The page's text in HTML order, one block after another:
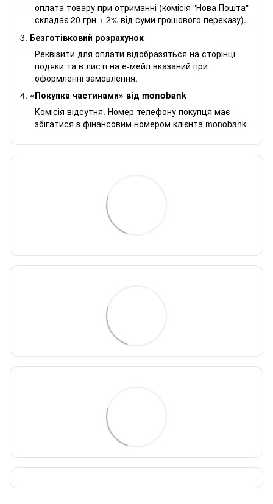
оплата товару при отриманні (комісія "Нова Пошта"
складає 20 грн + 2% від суми грошового переказу).
3. Безготівковий розрахунок
Реквізити для оплати відобразяться на сторінці
подяки та в листі на е-мейл вказаний при
оформленні замовлення.
4. «Покупка частинами» від monobank
Комісія відсутня. Номер телефону покупця має
збігатися з фінансовим номером клієнта monobank